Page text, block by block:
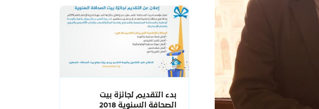
بدء التقديم لجائزة بيت
الصحافة السنوية 2018